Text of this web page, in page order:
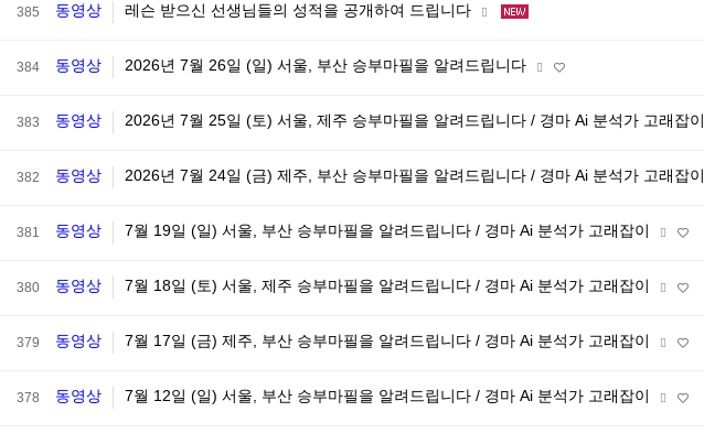
385 동영상 레슨 받으신 선생님들의 성적을 공개하여 드립니다
384 동영상 2026년 7월 26일 (일) 서울, 부산 승부마필을 알려드립니다
383 동영상 2026년 7월 25일 (토) 서울, 제주 승부마필을 알려드립니다 / 경마 Ai 분석가 고래잡이
382 동영상 2026년 7월 24일 (금) 제주, 부산 승부마필을 알려드립니다 / 경마 Ai 분석가 고래잡이
381 동영상 7월 19일 (일) 서울, 부산 승부마필을 알려드립니다 / 경마 Ai 분석가 고래잡이
380 동영상 7월 18일 (토) 서울, 제주 승부마필을 알려드립니다 / 경마 Ai 분석가 고래잡이
379 동영상 7월 17일 (금) 제주, 부산 승부마필을 알려드립니다 / 경마 Ai 분석가 고래잡이
378 동영상 7월 12일 (일) 서울, 부산 승부마필을 알려드립니다 / 경마 Ai 분석가 고래잡이